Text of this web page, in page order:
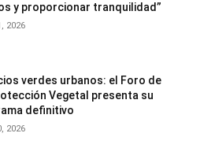
y proporcionar tranquilidad”
2026
verdes urbanos: el Foro de
Vegetal presenta su
definitivo
2026